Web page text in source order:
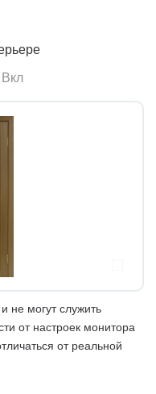
Вкл
не могут служить
от настроек монитора
от реальной